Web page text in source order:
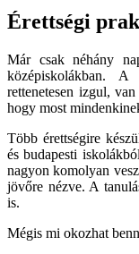
Érettségi
Már csak néhány
középiskolákban.
rettenetesen izgul,
hogy most
Több érettségire
és budapesti
nagyon komolyan
jövőre nézve. A
is.
Mégis mi okozhat